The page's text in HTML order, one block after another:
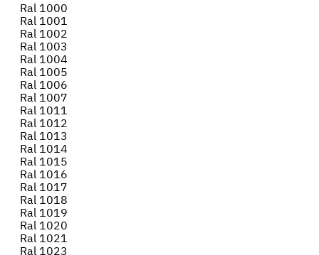
Ral 1000
Ral 1001
Ral 1002
Ral 1003
Ral 1004
Ral 1005
Ral 1006
Ral 1007
Ral 1011
Ral 1012
Ral 1013
Ral 1014
Ral 1015
Ral 1016
Ral 1017
Ral 1018
Ral 1019
Ral 1020
Ral 1021
Ral 1023